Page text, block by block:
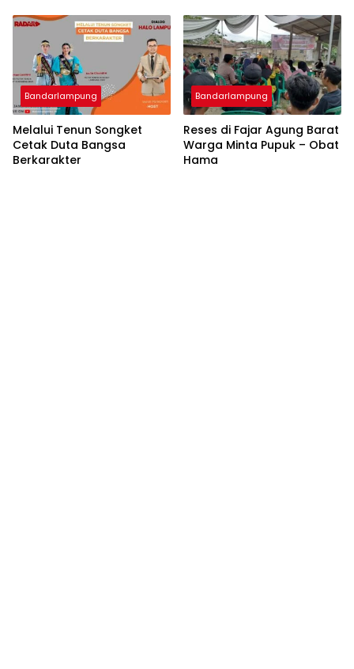
Bandarlampung
Melalui Tenun Songket
Cetak Duta Bangsa
Berkarakter
Bandarlampung
Reses di Fajar Agung Barat
Warga Minta Pupuk – Obat
Hama